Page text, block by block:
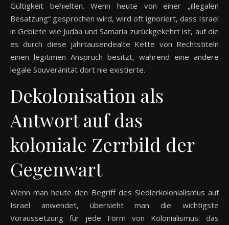
Gültigkeit behielten. Wenn heute von einer „illegalen
Besatzung“ gesprochen wird, wird oft ignoriert, dass Israel
in Gebiete wie Judäa und Samaria zurückgekehrt ist, auf die
es durch diese jahrtausendealte Kette von Rechtstiteln
einen legitimen Anspruch besitzt, während eine andere
legale Souveränität dort nie existierte.
Dekolonisation als
Antwort auf das
koloniale Zerrbild der
Gegenwart
Wenn man heute den Begriff des Siedlerkolonialismus auf
Israel anwendet, übersieht man die wichtigste
Voraussetzung für jede Form von Kolonialismus: das